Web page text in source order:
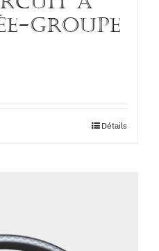
Groupe
Détails